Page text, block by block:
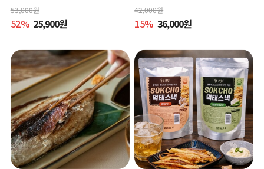
53,000원
52% 25,900원
42,000원
15% 36,000원